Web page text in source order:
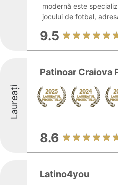
modernă este
jocului de fotbal,
9.5
Laureați
Patinoar Craiova
8.6
Latino4you